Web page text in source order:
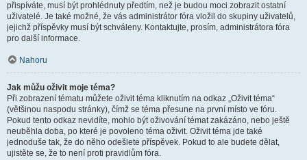
přispíváte, musí být prohlédnuty předtím, než je budou moci zobrazit ostatní
uživatelé. Je také možné, že vás administrátor fóra vložil do skupiny uživatelů,
jejichž příspěvky musí být schváleny. Kontaktujte, prosím, administrátora fóra
pro další informace.
Nahoru
Jak můžu oživit moje téma?
Při zobrazení tématu můžete oživit téma kliknutím na odkaz „Oživit téma“
(většinou naspodu stránky), čímž se téma přesune na první místo ve fóru.
Pokud tento odkaz nevidíte, mohlo být oživování témat zakázáno, nebo ještě
neuběhla doba, po které je povoleno téma oživit. Oživit téma jde také
jednoduše tak, že do něho odešlete příspěvek. Pokud to ale budete dělat,
ujistěte se, že to není proti pravidlům fóra.